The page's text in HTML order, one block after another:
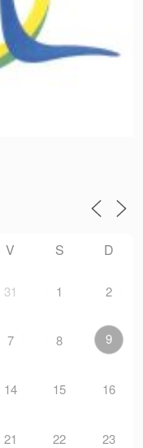
V S D
31 1 2
7 8 9
14 15 16
21 22 23